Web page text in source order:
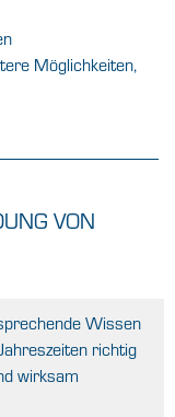
Möglichkeiten,
VON
Wissen
richtig
wirksam